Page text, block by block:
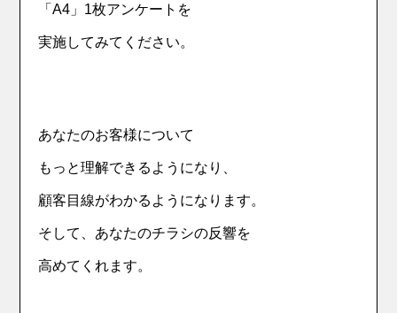
「A4」1枚アンケートを
実施してみてください。
あなたのお客様について
もっと理解できるようになり、
顧客目線がわかるようになります。
そして、あなたのチラシの反響を
高めてくれます。